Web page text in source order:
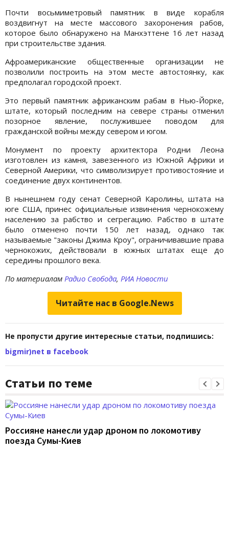
Почти восьмиметровый памятник в виде корабля
воздвигнут на месте массового захоронения рабов,
которое было обнаружено на Манхэттене 16 лет назад
при строительстве здания.
Афроамериканские общественные организации не
позволили построить на этом месте автостоянку, как
предполагал городской проект.
Это первый памятник африканским рабам в Нью-Йорке,
штате, который последним на севере страны отменил
позорное явление, послужившее поводом для
гражданской войны между севером и югом.
Монумент по проекту архитектора Родни Леона
изготовлен из камня, завезенного из Южной Африки и
Северной Америки, что символизирует противостояние и
соединение двух континентов.
В нынешнем году сенат Северной Каролины, штата на
юге США, принес официальные извинения чернокожему
населению за рабство и сегрегацию. Рабство в штате
было отменено почти 150 лет назад, однако так
называемые "законы Джима Кроу", ограничивавшие права
чернокожих, действовали в южных штатах еще до
середины прошлого века.
По материалам Радио Свобода, РИА Новости
Читайте нас в Google.News
Не пропусти другие интересные статьи, подпишись:
bigmir)net в facebook
Статьи по теме
Россияне нанесли удар дроном по локомотиву
поезда Сумы-Киев